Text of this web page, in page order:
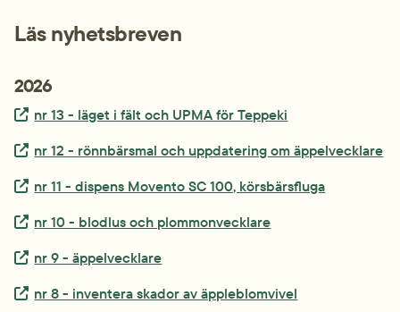
Läs nyhetsbreven
2026
Extern länk.
nr 13 - läget i fält och UPMA för Teppeki
Extern länk.
nr 12 - rönnbärsmal och uppdatering om äppelvecklare
Extern länk.
nr 11 - dispens Movento SC 100, körsbärsfluga
Extern länk.
nr 10 - blodlus och plommonvecklare
Extern länk.
nr 9 - äppelvecklare
Extern länk.
nr 8 - inventera skador av äppleblomvivel